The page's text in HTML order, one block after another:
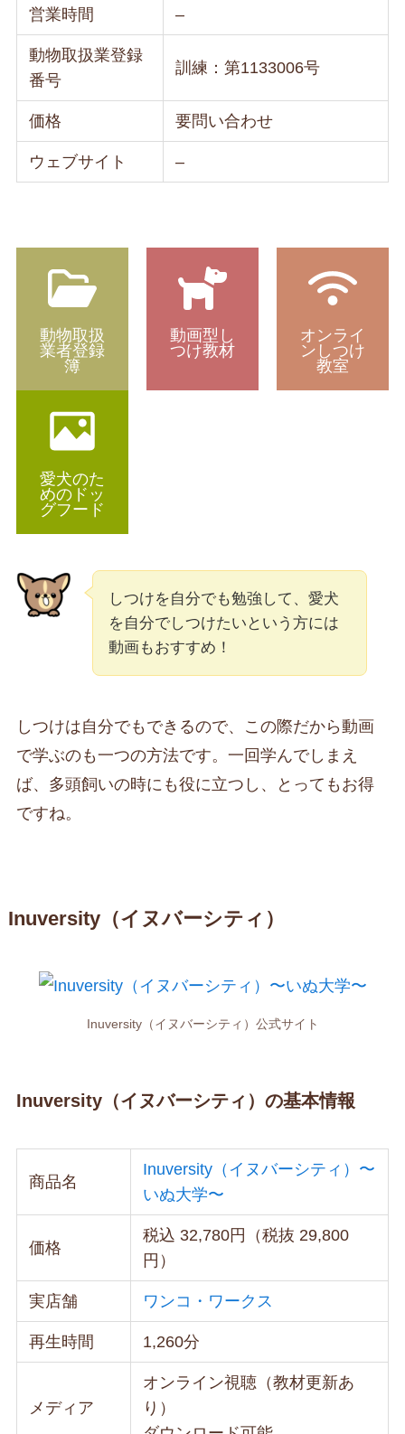
営業時間 –
動物取扱業登録
番号
訓練：第1133006号
価格 要問い合わせ
ウェブサイト –
動物取扱
業者登録
簿
動画型し
つけ教材
オンライ
ンしつけ
教室
愛犬のた
めのドッ
グフード
しつけを自分でも勉強して、愛犬
を自分でしつけたいという方には
動画もおすすめ！
しつけは自分でもできるので、この際だから動画
で学ぶのも一つの方法です。一回学んでしまえ
ば、多頭飼いの時にも役に立つし、とってもお得
ですね。
Inuversity（イヌバーシティ）
Inuversity（イヌバーシティ）公式サイト
Inuversity（イヌバーシティ）の基本情報
商品名
Inuversity（イヌバーシティ）〜
いぬ大学〜
価格
税込 32,780円（税抜 29,800
円）
実店舗 ワンコ・ワークス
再生時間 1,260分
メディア
オンライン視聴（教材更新あ
り）